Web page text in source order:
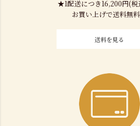
★1配送につき16,200円(税
お買い上げで送料無料
送料を見る